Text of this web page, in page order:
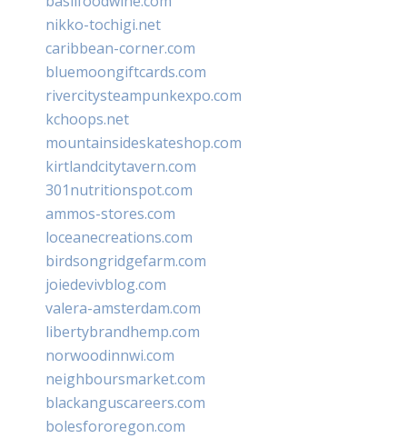
nikko-tochigi.net
caribbean-corner.com
bluemoongiftcards.com
rivercitysteampunkexpo.com
kchoops.net
mountainsideskateshop.com
kirtlandcitytavern.com
301nutritionspot.com
ammos-stores.com
loceanecreations.com
birdsongridgefarm.com
joiedevivblog.com
valera-amsterdam.com
libertybrandhemp.com
norwoodinnwi.com
neighboursmarket.com
blackanguscareers.com
bolesfororegon.com